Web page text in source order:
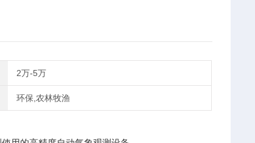
2万-5万
环保,农林牧渔